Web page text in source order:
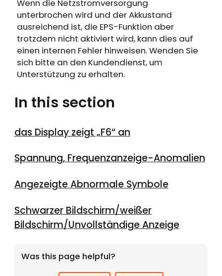
Wenn die Netzstromversorgung
unterbrochen wird und der Akkustand
ausreichend ist, die EPS-Funktion aber
trotzdem nicht aktiviert wird, kann dies auf
einen internen Fehler hinweisen. Wenden Sie
sich bitte an den Kundendienst, um
Unterstützung zu erhalten.
In this section
das Display zeigt „F6“ an
Spannung, Frequenzanzeige-Anomalien
Angezeigte Abnormale Symbole
Schwarzer Bildschirm/weißer
Bildschirm/Unvollständige Anzeige
Was this page helpful?